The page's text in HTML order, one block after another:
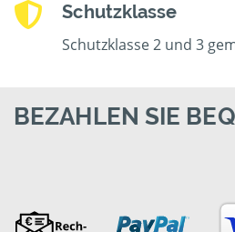
Schutzklasse
Schutzklasse 2 und 3
BEZAHLEN SIE